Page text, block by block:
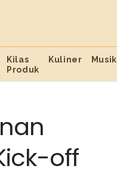
Kilas
Produk
Kuliner Musik
off